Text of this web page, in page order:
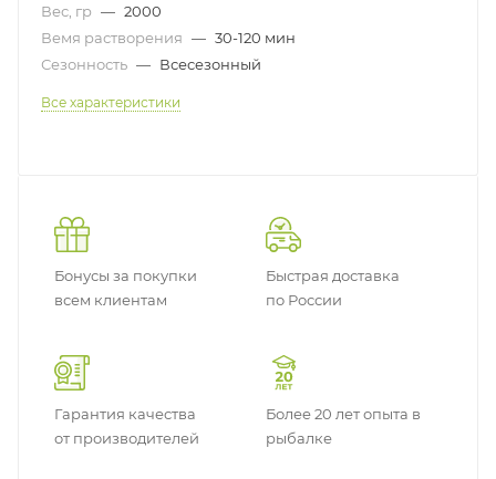
Вес, гр — 2000
Вемя растворения — 30-120 мин
Сезонность — Всесезонный
Все характеристики
Бонусы за покупки
всем клиентам
Быстрая доставка
по России
Гарантия качества
от производителей
Более 20 лет опыта в
рыбалке